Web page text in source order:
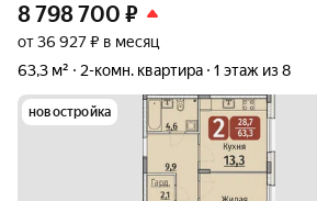
8 798 700 ₽
от 36 927 ₽ в месяц
63,3 м²
2-комн. квартира 1 этаж из 8
новостройка